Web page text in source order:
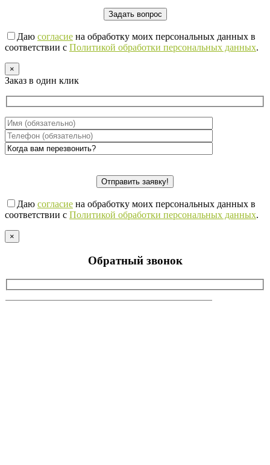
Даю согласие на обработку моих персональных данных в
соответствии с Политикой обработки персональных данных.
×
Заказ в один клик
Даю согласие на обработку моих персональных данных в
соответствии с Политикой обработки персональных данных.
×
Обратный звонок